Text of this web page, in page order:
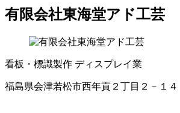
有限会社東海堂アド工芸
看板・標識製作 ディスプレイ業
福島県会津若松市西年貢２丁目２－１４